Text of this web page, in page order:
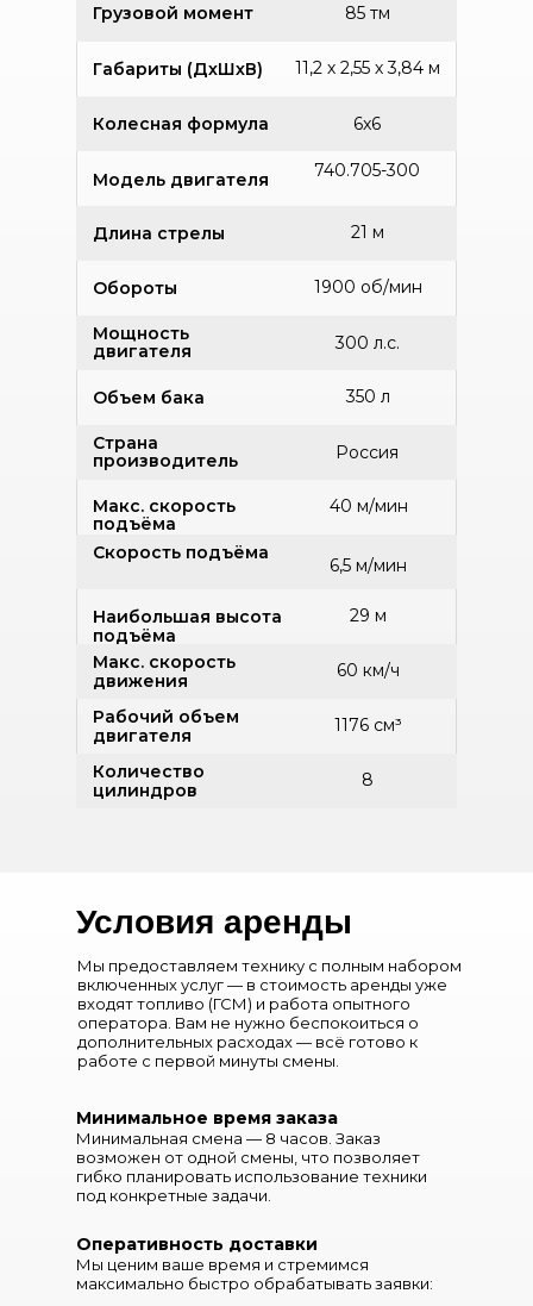
Колесная формула 6x6
Габариты (ДхШхВ) 11,2 х 2,55 х 3,84 м
Грузовой момент 85 тм
1176 см³
Рабочий объем
двигателя
300 л.с.
Мощность
двигателя
Макс. скорость
движения
60 км/ч
8
Количество
цилиндров
Объем бака 350 л
Страна
производитель
Россия
1900 об/мин
Обороты
740.705-300
Модель двигателя
40 м/мин
Макс. скорость
подъёма
6,5 м/мин
Скорость подъёма
29 м
Наибольшая высота
подъёма
21 м
Длина стрелы
Описание
Автокран КАМАЗ-43118предназначен для
выполнения подъёмно-транспортных
операций с грузами различной массы и
габаритов на строительных, дорожно-
строительных и промышленных объектах.
Машина эффективно используется при
монтаже оборудования, строительстве
территорий. Надёжная конструкция шасси и
крановой установки обеспечивает
устойчивость и безопасную эксплуатацию
даже в сложных условиях.
Модель оснащена мощным дизельным
точность и стабильность работы при
подъёме и перемещении грузов. Полный
привод, высокий клиренс и внедорожная
Условия аренды
Оперативность доставки
Мы ценим ваше время и стремимся
максимально быстро обрабатывать заявки:
Минимальная смена — 8 часов. Заказ
возможен от одной смены, что позволяет
гибко планировать использование техники
под конкретные задачи.
Мы предоставляем технику с полным набором
включенных услуг — в стоимость аренды уже
входят топливо (ГСМ) и работа опытного
оператора. Вам не нужно беспокоиться о
дополнительных расходах — всё готово к
работе с первой минуты смены.
Минимальное время заказа